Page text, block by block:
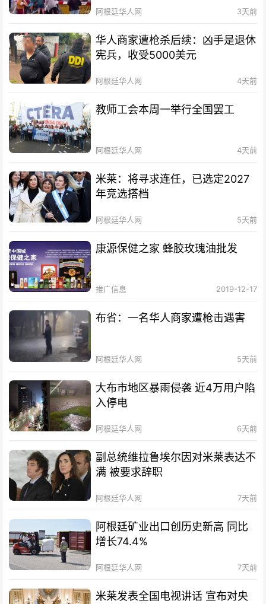
阿根廷华人网 3天前
华人商家遭枪杀后续：凶手是退休
宪兵，收受5000美元
阿根廷华人网 4天前
教师工会本周一举行全国罢工
阿根廷华人网 4天前
米莱：将寻求连任，已选定2027
年竞选搭档
阿根廷华人网 5天前
康源保健之家 蜂胶玫瑰油批发
推广信息 2019-12-17
布省：一名华人商家遭枪击遇害
阿根廷华人网 5天前
大布市地区暴雨侵袭 近4万用户陷
入停电
阿根廷华人网 6天前
副总统维拉鲁埃尔因对米莱表达不
满 被要求辞职
阿根廷华人网 7天前
阿根廷矿业出口创历史新高 同比
增长74.4%
阿根廷华人网 7天前
米莱发表全国电视讲话 宣布对央